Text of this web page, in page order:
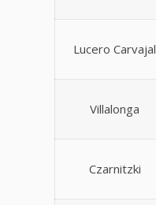
Lucero Carvajal
Villalonga
Czarnitzki